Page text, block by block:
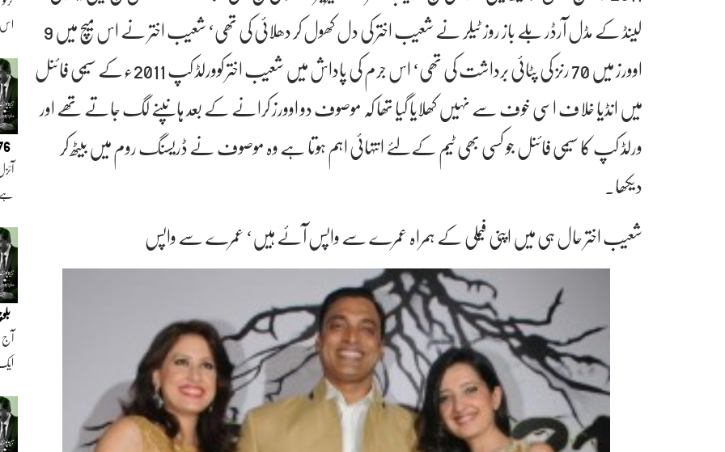
لینڈ کے مڈل آرڈر بلے باز روز ٹیلر نے شعیب اختر کی دل کھول کر دھلائی کی تھی‘ شعیب اختر نے اس میچ میں 9
اوورز میں 70 رنز کی پٹائی برداشت کی تھی‘ اس جرم کی پاداش میں شعیب اختر کوورلڈ کپ 2011ءکے سیمی فائنل
میں انڈیا خلاف اسی خوف سے نہیں کھلایا گیا تھا کہ موصوف دو اوورز کرانے کے بعد ہانپنے لگ جاتے تھے اور
ورلڈ کپ کا سیمی فائنل جو کسی بھی ٹیم کےلئے انتہائی اہم ہوتا ہے وہ موصوف نے ڈریسنگ روم میں بیٹھ کر
دیکھا۔
شعیب اختر حال ہی میں اپنی فیملی کے ہمراہ عمرے سے واپس آئے ہیں‘ عمرے سے واپس